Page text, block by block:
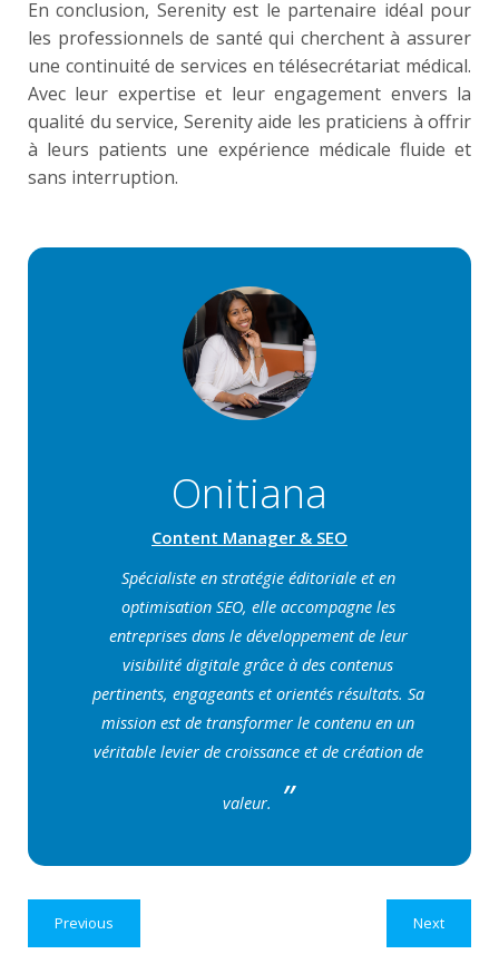
En conclusion, Serenity est le partenaire idéal pour
les professionnels de santé qui cherchent à assurer
une continuité de services en télésecrétariat médical.
Avec leur expertise et leur engagement envers la
qualité du service, Serenity aide les praticiens à offrir
à leurs patients une expérience médicale fluide et
sans interruption.
Onitiana
Content Manager & SEO
Spécialiste en stratégie éditoriale et en
optimisation SEO, elle accompagne les
entreprises dans le développement de leur
visibilité digitale grâce à des contenus
pertinents, engageants et orientés résultats. Sa
mission est de transformer le contenu en un
véritable levier de croissance et de création de
valeur.
Previous Next